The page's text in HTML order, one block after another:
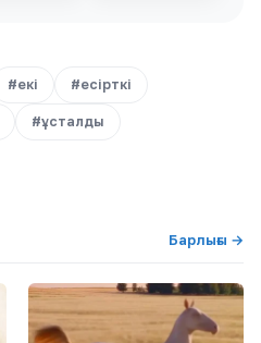
#екі #есірткі
#ұсталды
Барлығы →